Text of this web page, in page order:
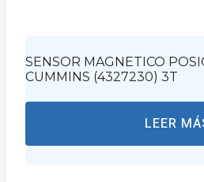
SENSOR MAGNETICO
CUMMINS (4327230) 3T
LEER